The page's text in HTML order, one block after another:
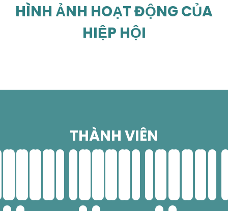
HÌNH ẢNH HOẠT ĐỘNG CỦA
HIỆP HỘI
THÀNH VIÊN